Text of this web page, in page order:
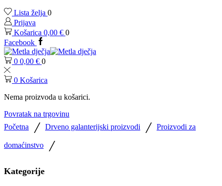
Lista želja 0
Prijava
Košarica 0,00 € 0
Facebook
0 0,00 € 0
0 Košarica
Nema proizvoda u košarici.
Povratak na trgovinu
Početna / Drveno galanterijski proizvodi / Proizvodi za
domaćinstvo /
Kategorije